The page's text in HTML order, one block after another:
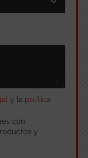
y la política
con
y